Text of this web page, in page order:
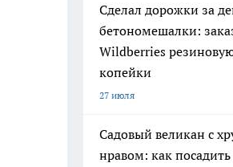
Сделал дорожки за
бетономешалки:
Wildberries
копейки
27 июля
Садовый великан с
нравом: как посадить